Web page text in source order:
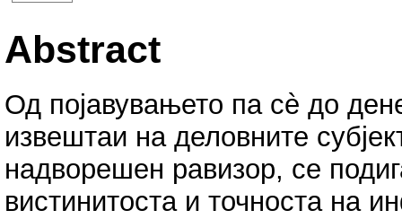
Abstract
Од појавувањето па сè до
извештаи на деловните
надворешен равизор, се
вистинитоста и точноста на